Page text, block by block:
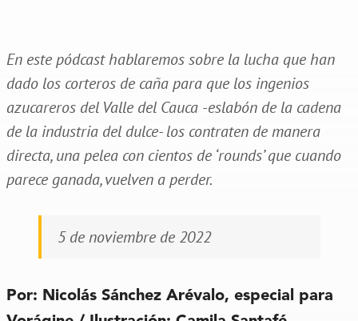
En este pódcast hablaremos sobre la lucha que han
dado los corteros de caña para que los ingenios
azucareros del Valle del Cauca -eslabón de la cadena
de la industria del dulce- los contraten de manera
directa, una pelea con cientos de ‘rounds’ que cuando
parece ganada, vuelven a perder.
5 de noviembre de 2022
Por: Nicolás Sánchez Arévalo, especial para